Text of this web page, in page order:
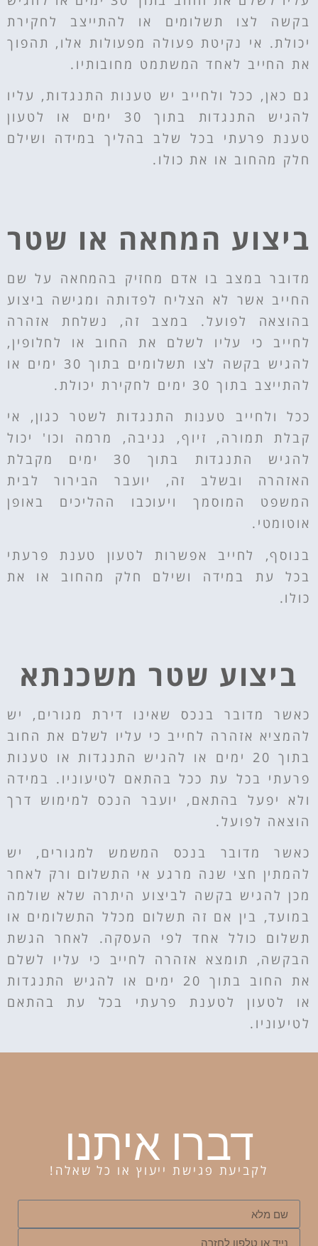
בקשה לצו תשלומים או להתייצב לחקירת
יכולת. אי נקיטת פעולה מפעולות אלו, תהפוך
את החייב לאחד המשתמט מחובותיו.
גם כאן, ככל ולחייב יש טענות התנגדות, עליו
להגיש התנגדות בתוך 30 ימים או לטעון
טענת פרעתי בכל שלב בהליך במידה ושילם
חלק מהחוב או את כולו.
ביצוע המחאה או שטר
מדובר במצב בו אדם מחזיק בהמחאה על שם
החייב אשר לא הצליח לפדותה ומגישה ביצוע
בהוצאה לפועל. במצב זה, נשלחת אזהרה
לחייב כי עליו לשלם את החוב או לחלופין,
להגיש בקשה לצו תשלומים בתוך 30 ימים או
להתייצב בתוך 30 ימים לחקירת יכולת.
ככל ולחייב טענות התנגדות לשטר כגון, אי
קבלת תמורה, זיוף, גניבה, מרמה וכו' יכול
להגיש התנגדות בתוך 30 ימים מקבלת
האזהרה ובשלב זה, יועבר הבירור לבית
המשפט המוסמך ויעוכבו ההליכים באופן
אוטומטי.
בנוסף, לחייב אפשרות לטעון טענת פרעתי
בכל עת במידה ושילם חלק מהחוב או את
כולו.
ביצוע שטר משכנתא
כאשר מדובר בנכס שאינו דירת מגורים, יש
להמציא אזהרה לחייב כי עליו לשלם את החוב
בתוך 20 ימים או להגיש התנגדות או טענות
פרעתי בכל עת ככל בהתאם לטיעוניו. במידה
ולא יפעל בהתאם, יועבר הנכס למימוש דרך
הוצאה לפועל.
כאשר מדובר בנכס המשמש למגורים, יש
להמתין חצי שנה מרגע אי התשלום ורק לאחר
מכן להגיש בקשה לביצוע היתרה שלא שולמה
במועד, בין אם זה תשלום מכלל התשלומים או
תשלום כולל אחד לפי העסקה. לאחר הגשת
הבקשה, תומצא אזהרה לחייב כי עליו לשלם
את החוב בתוך 20 ימים או להגיש התנגדות
או לטעון לטענת פרעתי בכל עת בהתאם
לטיעוניו.
דברו איתנו
לקביעת פגישת ייעוץ או כל שאלה!